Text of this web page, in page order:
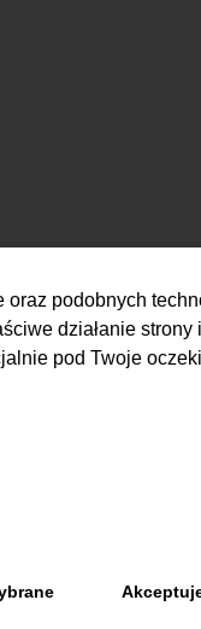
oraz podobnych
działanie strony i
pod Twoje
podjęcie
zakupu.